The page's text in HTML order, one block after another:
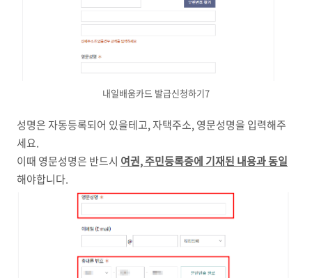
내일배움카드 발급신청하기7
성명은 자동등록되어 있을테고, 자택주소, 영문성명을 입력해주
세요.
이때 영문성명은 반드시 여권, 주민등록증에 기재된 내용과 동일
해야합니다.